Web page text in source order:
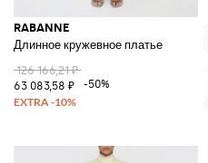
RABANNE
Длинное кружевное платье
126 166,21 ₽
63 083,58 ₽
-50%